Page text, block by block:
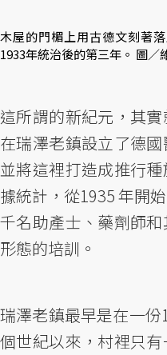
木屋的門楣上用古德文刻著
1933年統治後的第三年。 圖
這所謂的新紀元，其
在瑞澤老鎮設立了德
並將這裡打造成推行
據統計，從1935 年開
千名助產士、藥劑師
形態的培訓。
瑞澤老鎮最早是在一
個世紀以來，村裡只